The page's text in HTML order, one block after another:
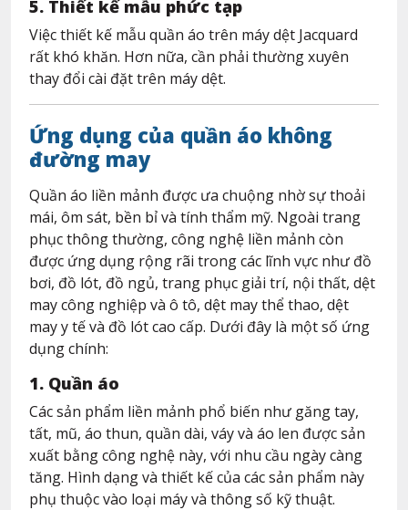
5. Thiết kế mẫu phức tạp
Việc thiết kế mẫu quần áo trên máy dệt Jacquard
rất khó khăn. Hơn nữa, cần phải thường xuyên
thay đổi cài đặt trên máy dệt.
Ứng dụng của quần áo không
đường may
Quần áo liền mảnh được ưa chuộng nhờ sự thoải
mái, ôm sát, bền bỉ và tính thẩm mỹ. Ngoài trang
phục thông thường, công nghệ liền mảnh còn
được ứng dụng rộng rãi trong các lĩnh vực như đồ
bơi, đồ lót, đồ ngủ, trang phục giải trí, nội thất, dệt
may công nghiệp và ô tô, dệt may thể thao, dệt
may y tế và đồ lót cao cấp. Dưới đây là một số ứng
dụng chính:
1. Quần áo
Các sản phẩm liền mảnh phổ biến như găng tay,
tất, mũ, áo thun, quần dài, váy và áo len được sản
xuất bằng công nghệ này, với nhu cầu ngày càng
tăng. Hình dạng và thiết kế của các sản phẩm này
phụ thuộc vào loại máy và thông số kỹ thuật.